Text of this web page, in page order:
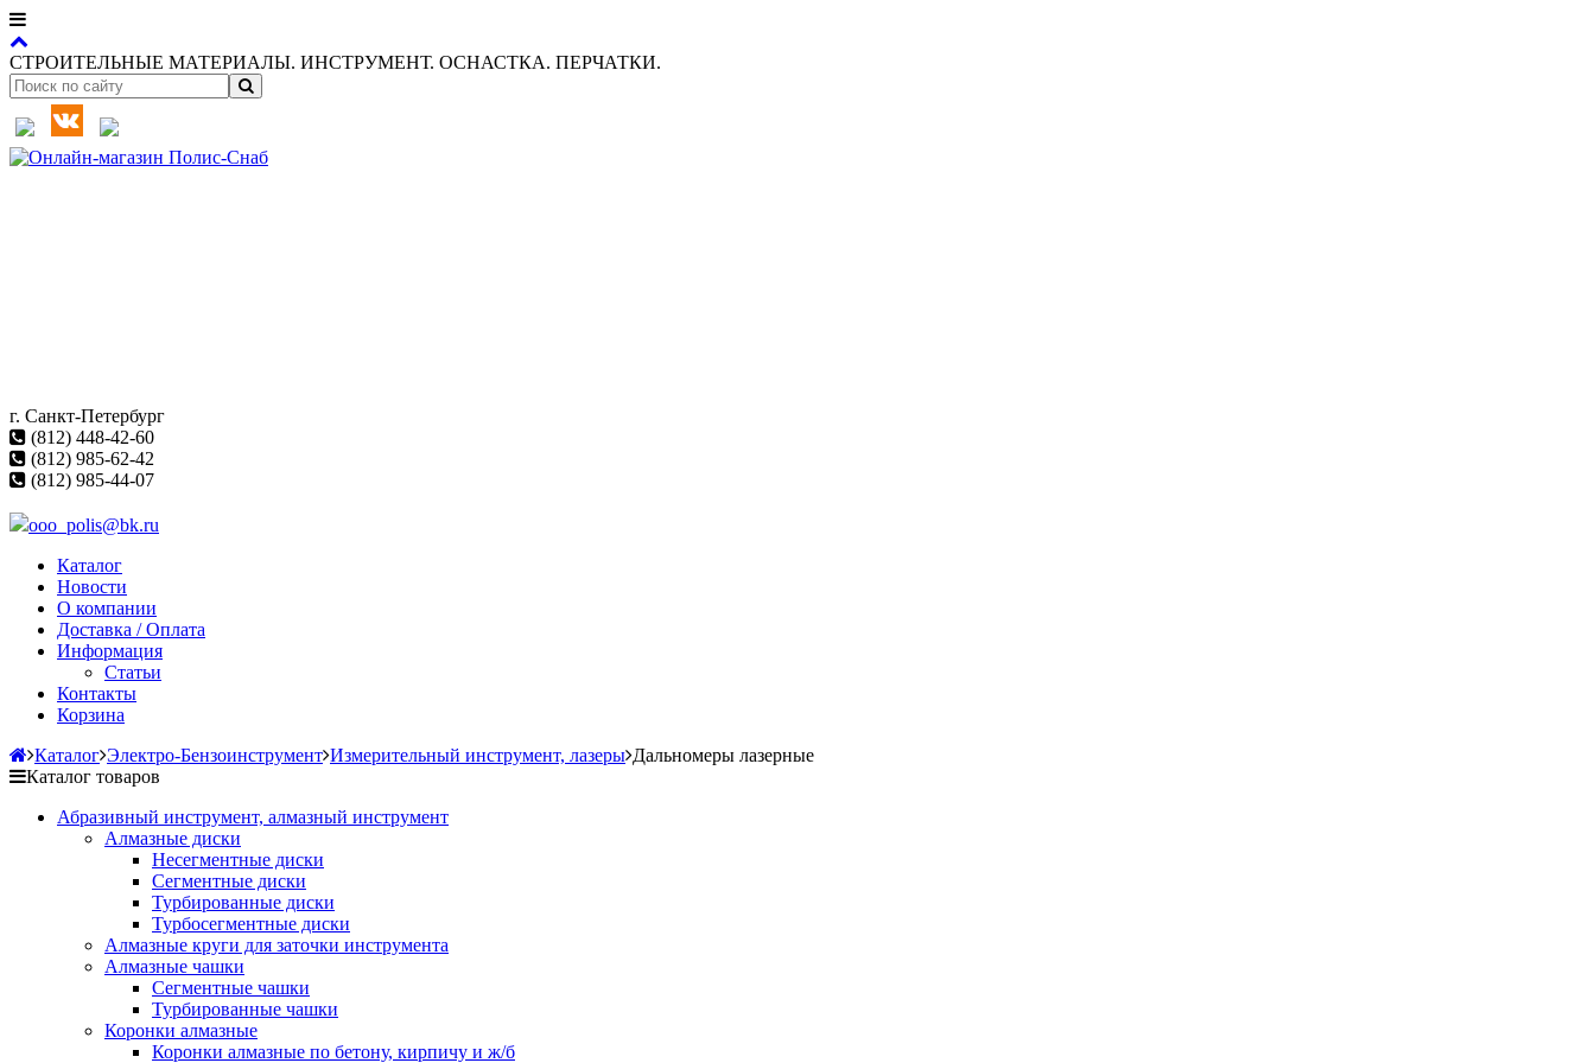
СТРОИТЕЛЬНЫЕ МАТЕРИАЛЫ. ИНСТРУМЕНТ. ОСНАСТКА. ПЕРЧАТКИ.
г. Санкт-Петербург
(812) 448-42-60
(812) 985-62-42
(812) 985-44-07
ooo_polis@bk.ru
Каталог
Новости
О компании
Доставка / Оплата
Информация
Статьи
Контакты
Корзина
Каталог Электро-Бензоинструмент Измерительный инструмент, лазеры Дальномеры лазерные
Каталог товаров
Абразивный инструмент, алмазный инструмент
Алмазные диски
Несегментные диски
Сегментные диски
Турбированные диски
Турбосегментные диски
Алмазные круги для заточки инструмента
Алмазные чашки
Сегментные чашки
Турбированные чашки
Коронки алмазные
Коронки алмазные по бетону, кирпичу и ж/б